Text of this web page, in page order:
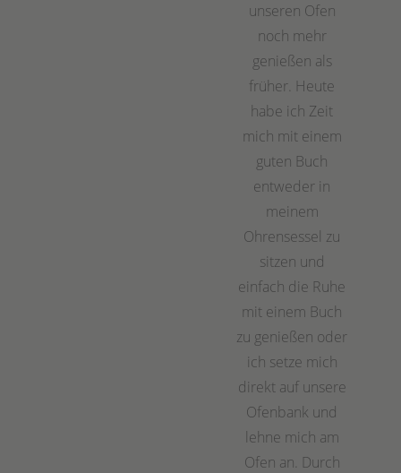
unseren Ofen
noch mehr
genießen als
früher. Heute
habe ich Zeit
mich mit einem
guten Buch
entweder in
meinem
Ohrensessel zu
sitzen und
einfach die Ruhe
mit einem Buch
zu genießen oder
ich setze mich
direkt auf unsere
Ofenbank und
lehne mich am
Ofen an. Durch